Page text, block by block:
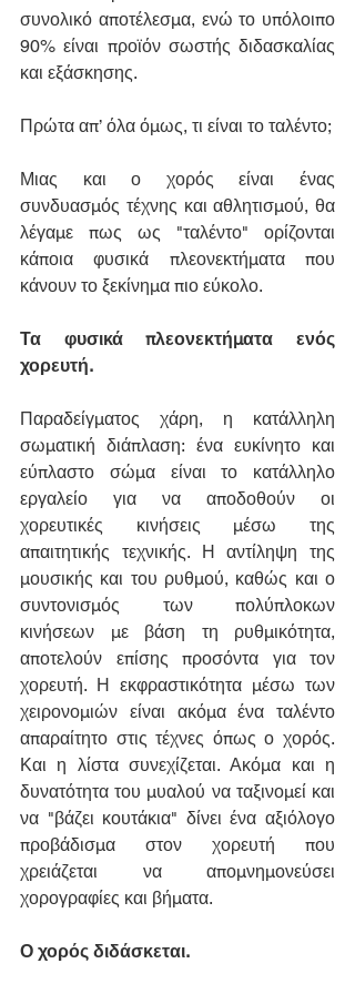
συνολικό αποτέλεσμα, ενώ το υπόλοιπο
90% είναι προϊόν σωστής διδασκαλίας
και εξάσκησης.
Πρώτα απ’ όλα όμως, τι είναι το ταλέντο;
Μιας και ο χορός είναι ένας
συνδυασμός τέχνης και αθλητισμού, θα
λέγαμε πως ως "ταλέντο" ορίζονται
κάποια φυσικά πλεονεκτήματα που
κάνουν το ξεκίνημα πιο εύκολο.
Τα φυσικά πλεονεκτήματα ενός
χορευτή.
Παραδείγματος χάρη, η κατάλληλη
σωματική διάπλαση: ένα ευκίνητο και
εύπλαστο σώμα είναι το κατάλληλο
εργαλείο για να αποδοθούν οι
χορευτικές κινήσεις μέσω της
απαιτητικής τεχνικής. Η αντίληψη της
μουσικής και του ρυθμού, καθώς και ο
συντονισμός των πολύπλοκων
κινήσεων με βάση τη ρυθμικότητα,
αποτελούν επίσης προσόντα για τον
χορευτή. Η εκφραστικότητα μέσω των
χειρονομιών είναι ακόμα ένα ταλέντο
απαραίτητο στις τέχνες όπως ο χορός.
Και η λίστα συνεχίζεται. Ακόμα και η
δυνατότητα του μυαλού να ταξινομεί και
να "βάζει κουτάκια" δίνει ένα αξιόλογο
προβάδισμα στον χορευτή που
χρειάζεται να απομνημονεύσει
χορογραφίες και βήματα.
Ο χορός διδάσκεται.